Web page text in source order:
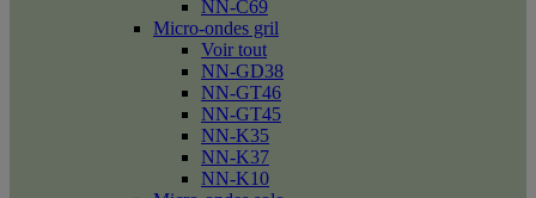
NN-C69
Micro-ondes gril
Voir tout
NN-GD38
NN-GT46
NN-GT45
NN-K35
NN-K37
NN-K10